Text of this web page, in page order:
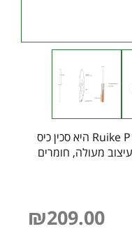
הסכין Fang P105-K המתקפלת Ruike P135 היא סכין כיס
מעולה, חומרים
₪209.00